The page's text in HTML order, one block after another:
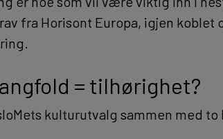
fra Horisont Europa, igjen koblet
= tilhørighet?
kulturutvalg sammen med to